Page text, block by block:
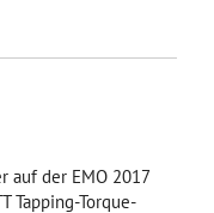
auf der EMO 2017
Tapping-Torque-